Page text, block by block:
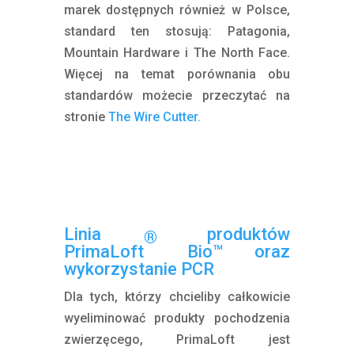
marek dostępnych również w Polsce,
standard ten stosują: Patagonia,
Mountain Hardware i The North Face.
Więcej na temat porównania obu
standardów możecie przeczytać na
stronie The Wire Cutter.
Linia produktów
PrimaLoft
®
Bio™ oraz
wykorzystanie PCR
Dla tych, którzy chcieliby całkowicie
wyeliminować produkty pochodzenia
zwierzęcego, PrimaLoft jest